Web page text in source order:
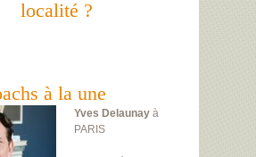
localité ?
à la une
Yves Delaunay à
PARIS